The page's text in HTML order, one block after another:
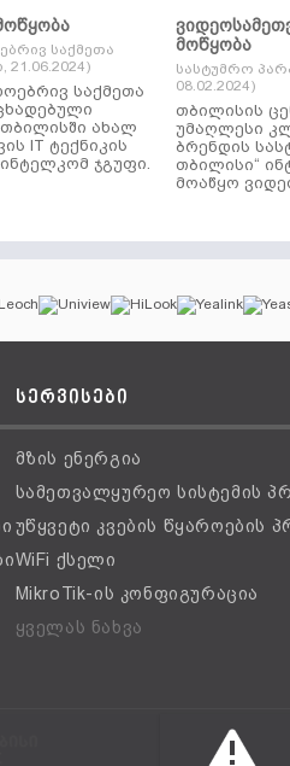
საქმეთა
21.06.2024)
საქმეთა
ახალ
IT ტექნიკის
ჯგუფი.
მოწყობა
სასტუმრო
08.02.2024)
თბილისის
უმაღლესი
ბრენდის
თბილისი“
მოაწყო
სერვისები
მზის ენერგია
სამეთვალყურეო სისტემის
უწყვეტი კვების წყაროების
WiFi ქსელი
MikroTik-ის კონფიგურაცია
ყველას ნახვა